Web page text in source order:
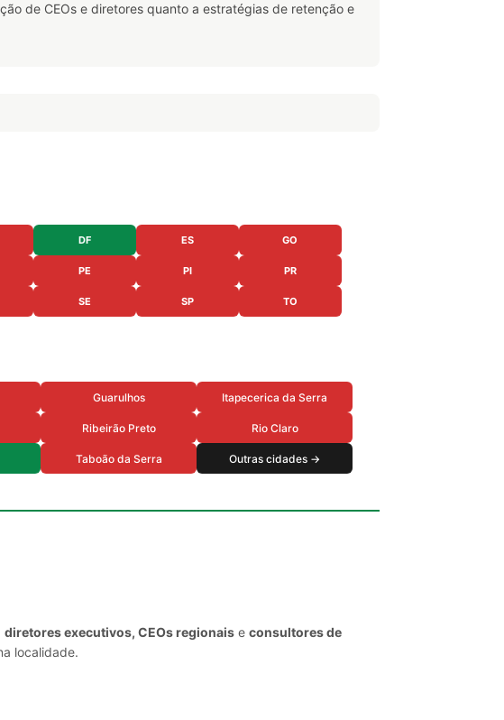
de CEOs e diretores quanto a estratégias de retenção e
DF ES GO
PE PI PR
SE SP TO
Guarulhos Itapecerica da Serra
Ribeirão Preto Rio Claro
Taboão da Serra Outras cidades →
diretores executivos, CEOs regionais e consultores de
localidade.